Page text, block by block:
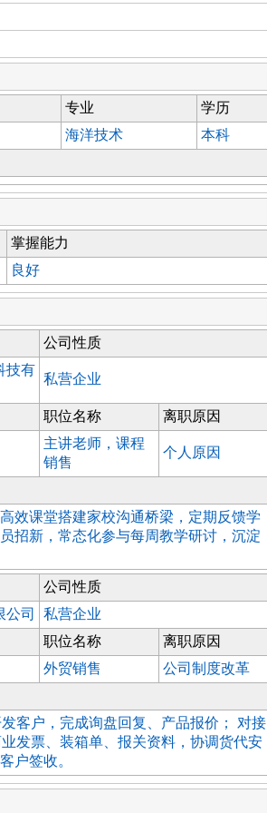
专业
学历
海洋技术
本科
掌握能力
良好
公司性质
技有
私营企业
职位名称 离职原因
主讲老师，课程
销售
个人原因
效课堂搭建家校沟通桥梁，定期反馈学
招新，常态化参与每周教学研讨，沉淀
公司性质
公司
私营企业
职位名称
离职原因
外贸销售
公司制度改革
客户，完成询盘回复、产品报价； 对接
发票、装箱单、报关资料，协调货代安
户签收。